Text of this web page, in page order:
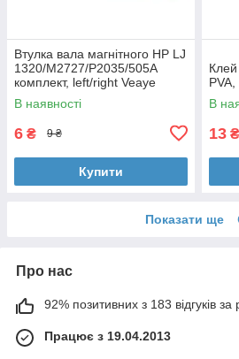
Втулка вала магнітного HP LJ
1320/M2727/P2035/505A
комплект, left/right Veaye
(BSHMR-505U-VE)
В наявності
6 ₴ 9 ₴
Купити
В
13 ₴
Показати ще
Про нас
92% позитивних з 183 відгуків за
Працює з 19.04.2013